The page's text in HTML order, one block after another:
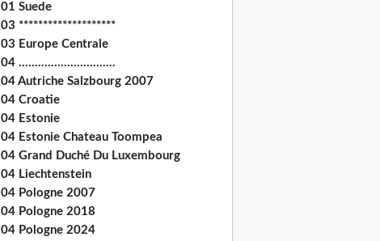
01 Suede
03 ********************
03 Europe Centrale
04 ..............................
04 Autriche Salzbourg 2007
04 Croatie
04 Estonie
04 Estonie Chateau Toompea
04 Grand Duché Du Luxembourg
04 Liechtenstein
04 Pologne 2007
04 Pologne 2018
04 Pologne 2024